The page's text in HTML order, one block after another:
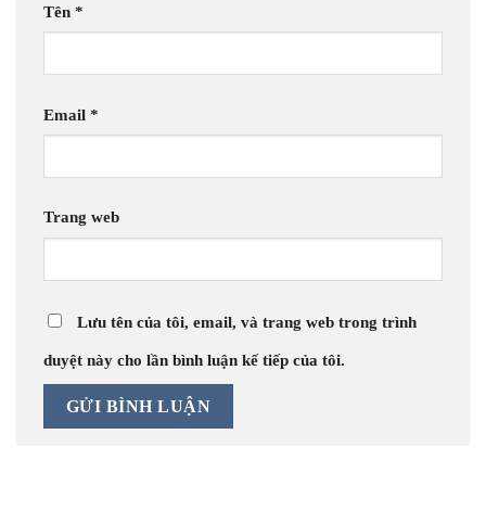
Tên *
Email *
Trang web
Lưu tên của tôi, email, và trang web trong trình
duyệt này cho lần bình luận kế tiếp của tôi.